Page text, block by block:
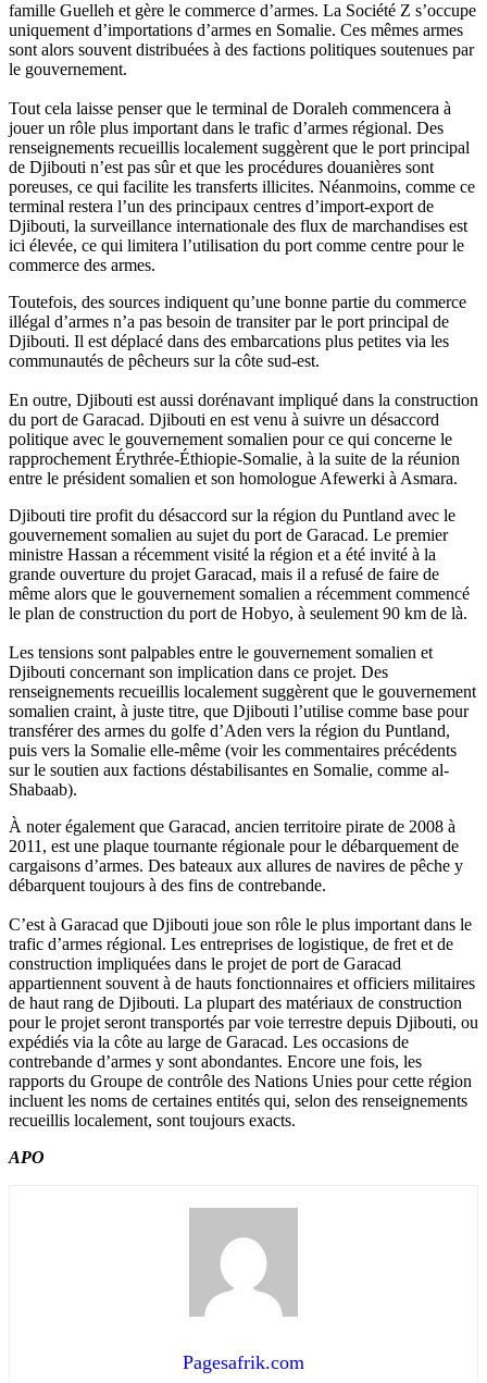
famille Guelleh et gère le commerce d’armes. La Société Z s’occupe
uniquement d’importations d’armes en Somalie. Ces mêmes armes
sont alors souvent distribuées à des factions politiques soutenues par
le gouvernement.
Tout cela laisse penser que le terminal de Doraleh commencera à
jouer un rôle plus important dans le trafic d’armes régional. Des
renseignements recueillis localement suggèrent que le port principal
de Djibouti n’est pas sûr et que les procédures douanières sont
poreuses, ce qui facilite les transferts illicites. Néanmoins, comme ce
terminal restera l’un des principaux centres d’import-export de
Djibouti, la surveillance internationale des flux de marchandises est
ici élevée, ce qui limitera l’utilisation du port comme centre pour le
commerce des armes.
Toutefois, des sources indiquent qu’une bonne partie du commerce
illégal d’armes n’a pas besoin de transiter par le port principal de
Djibouti. Il est déplacé dans des embarcations plus petites via les
communautés de pêcheurs sur la côte sud-est.
En outre, Djibouti est aussi dorénavant impliqué dans la construction
du port de Garacad. Djibouti en est venu à suivre un désaccord
politique avec le gouvernement somalien pour ce qui concerne le
rapprochement Érythrée-Éthiopie-Somalie, à la suite de la réunion
entre le président somalien et son homologue Afewerki à Asmara.
Djibouti tire profit du désaccord sur la région du Puntland avec le
gouvernement somalien au sujet du port de Garacad. Le premier
ministre Hassan a récemment visité la région et a été invité à la
grande ouverture du projet Garacad, mais il a refusé de faire de
même alors que le gouvernement somalien a récemment commencé
le plan de construction du port de Hobyo, à seulement 90 km de là.
Les tensions sont palpables entre le gouvernement somalien et
Djibouti concernant son implication dans ce projet. Des
renseignements recueillis localement suggèrent que le gouvernement
somalien craint, à juste titre, que Djibouti l’utilise comme base pour
transférer des armes du golfe d’Aden vers la région du Puntland,
puis vers la Somalie elle-même (voir les commentaires précédents
sur le soutien aux factions déstabilisantes en Somalie, comme al-
Shabaab).
À noter également que Garacad, ancien territoire pirate de 2008 à
2011, est une plaque tournante régionale pour le débarquement de
cargaisons d’armes. Des bateaux aux allures de navires de pêche y
débarquent toujours à des fins de contrebande.
C’est à Garacad que Djibouti joue son rôle le plus important dans le
trafic d’armes régional. Les entreprises de logistique, de fret et de
construction impliquées dans le projet de port de Garacad
appartiennent souvent à de hauts fonctionnaires et officiers militaires
de haut rang de Djibouti. La plupart des matériaux de construction
pour le projet seront transportés par voie terrestre depuis Djibouti, ou
expédiés via la côte au large de Garacad. Les occasions de
contrebande d’armes y sont abondantes. Encore une fois, les
rapports du Groupe de contrôle des Nations Unies pour cette région
incluent les noms de certaines entités qui, selon des renseignements
recueillis localement, sont toujours exacts.
APO
Pagesafrik.com